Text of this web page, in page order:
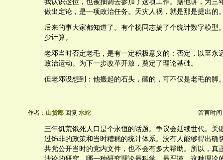
我认识这位，也被抽调去参加了这项工作。据他讲，为三
做出定论，是一项政治任务。天灾人祸，就是那是提出的
后来的事大家都知道了。有个杨同志搞了个统计数字模型
少计算。
老邓当时否定老毛，是有一定积极意义的：否定，以至永
政治运动。为下一步改革开放，奠定了理论基础。
但老邓没想到：他搬起的石头，砸的，可不仅是老毛的脚
作者： 山货郎 回复 水蛇 留言时间
三年饥荒饿死人口是个永恒的话题。争议会延续世代。关
过饰非的政策和当时糟糕的统计体系。没有人能够得出确
共党公开当时的党内文件，也不会有多大帮助。所以，真